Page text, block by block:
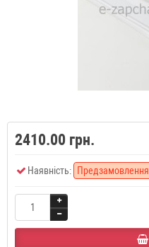
2410.00 грн.
Наявність: Предзамовлення